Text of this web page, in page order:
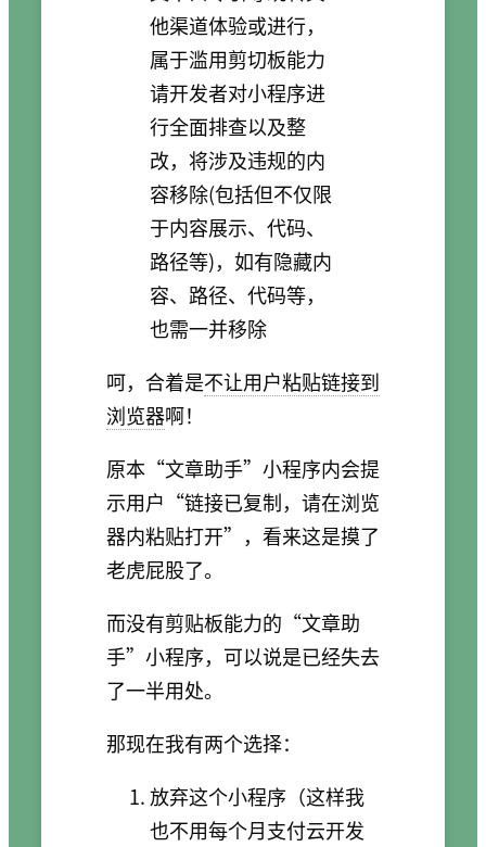
他渠道体验或进行，
属于滥用剪切板能力
请开发者对小程序进
行全面排查以及整
改，将涉及违规的内
容移除(包括但不仅限
于内容展示、代码、
路径等)，如有隐藏内
容、路径、代码等，
也需一并移除
呵，合着是不让用户粘贴链接到
浏览器啊！
原本“文章助手”小程序内会提
示用户“链接已复制，请在浏览
器内粘贴打开”，看来这是摸了
老虎屁股了。
而没有剪贴板能力的“文章助
手”小程序，可以说是已经失去
了一半用处。
那现在我有两个选择：
放弃这个小程序（这样我
也不用每个月支付云开发